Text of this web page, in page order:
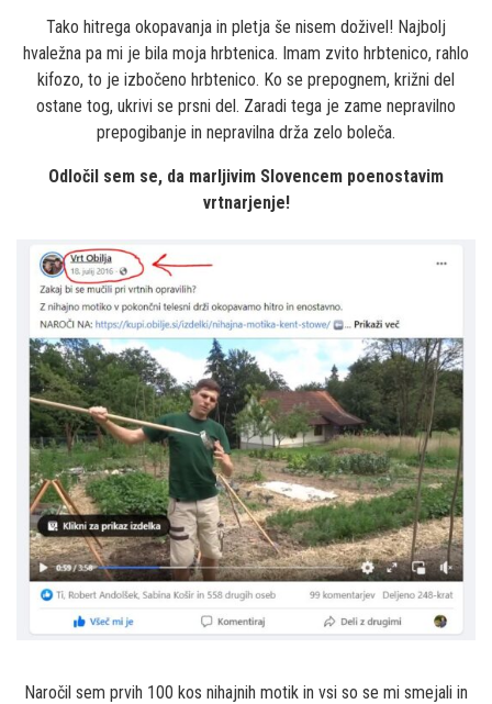
Tako hitrega okopavanja in pletja še nisem doživel! Najbolj
hvaležna pa mi je bila moja hrbtenica. Imam zvito hrbtenico, rahlo
kifozo, to je izbočeno hrbtenico. Ko se prepognem, križni del
ostane tog, ukrivi se prsni del. Zaradi tega je zame nepravilno
prepogibanje in nepravilna drža zelo boleča.
Odločil sem se, da marljivim Slovencem poenostavim
vrtnarjenje!
Naročil sem prvih 100 kos nihajnih motik in vsi so se mi smejali in